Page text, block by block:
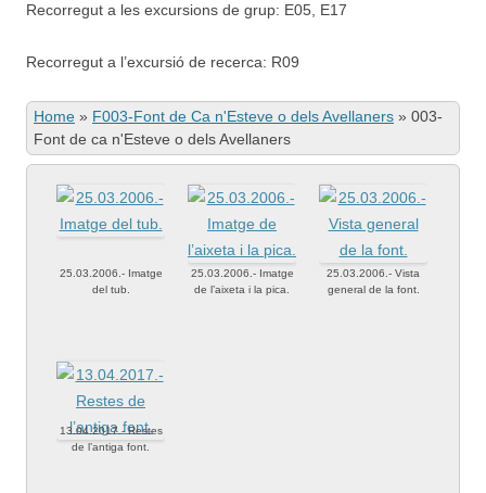
Recorregut a les excursions de grup: E05, E17
Recorregut a l’excursió de recerca: R09
Home » F003-Font de Ca n'Esteve o dels Avellaners » 003-
Font de ca n'Esteve o dels Avellaners
25.03.2006.- Imatge
del tub.
25.03.2006.- Imatge
de l’aixeta i la pica.
25.03.2006.- Vista
general de la font.
13.04.2017.- Restes
de l’antiga font.